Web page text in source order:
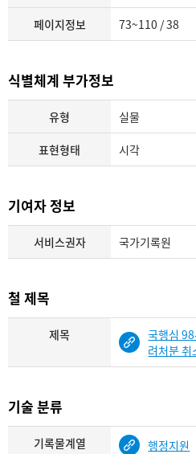
페이지정보 73~110 / 38
식별체계 부가정보
유형 실물
표현형태 시각
기여자 정보
서비스권자 국가기록원
철 제목
제목
국행심
려처분
기술 분류
기록물계열 행정지원